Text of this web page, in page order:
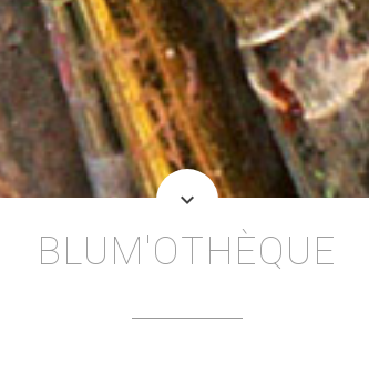
keyboard_arrow_down
BLUM'OTHÈQUE